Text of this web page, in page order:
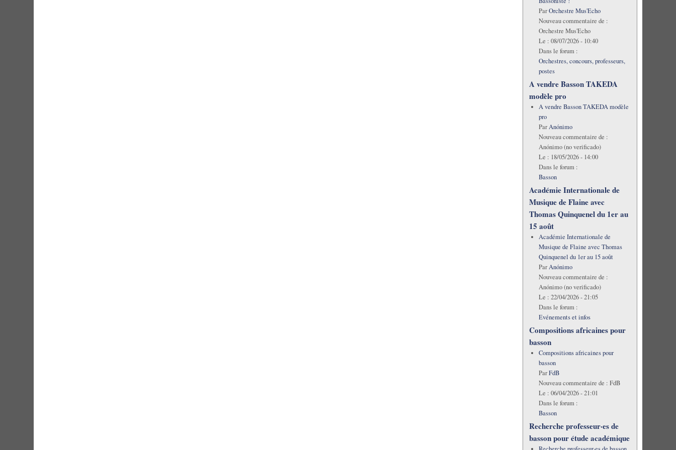
ParOrchestre Mus'Echo
Nouveau commentaire de :
Orchestre Mus'Echo
Le : 08/07/2026 - 10:40
Dans le forum :
Orchestres, concours, professeurs,
postes
A vendre Basson TAKEDA
modèle pro
A vendre Basson TAKEDA modèle
pro
ParAnónimo
Nouveau commentaire de :
Anónimo (no verificado)
Le : 18/05/2026 - 14:00
Dans le forum :
Basson
Académie Internationale de
Musique de Flaine avec
Thomas Quinquenel du 1er au
15 août
Académie Internationale de
Musique de Flaine avec Thomas
Quinquenel du 1er au 15 août
ParAnónimo
Nouveau commentaire de :
Anónimo (no verificado)
Le : 22/04/2026 - 21:05
Dans le forum :
Evénements et infos
Compositions africaines pour
basson
Compositions africaines pour
basson
ParFdB
Nouveau commentaire de : FdB
Le : 06/04/2026 - 21:01
Dans le forum :
Basson
Recherche professeur·es de
basson pour étude académique